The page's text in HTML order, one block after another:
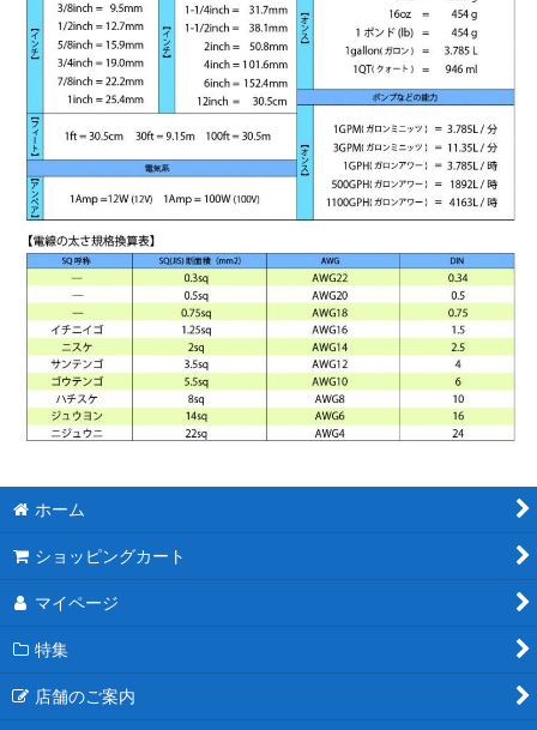
ホーム
ショッピングカート
マイページ
特集
店舗のご案内